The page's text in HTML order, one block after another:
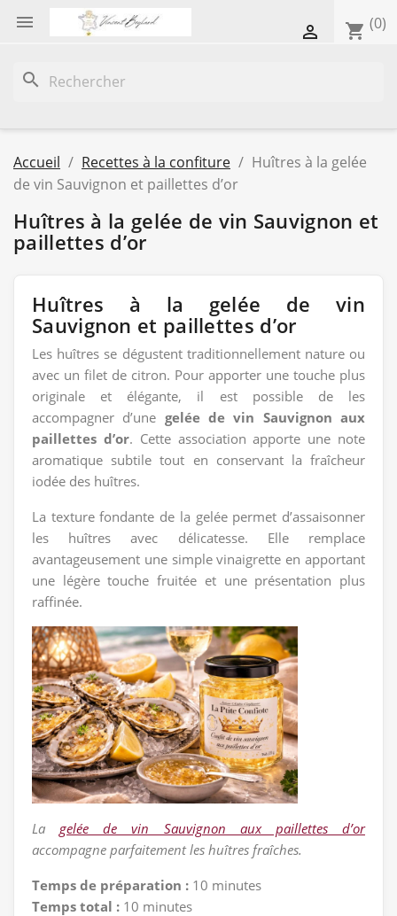
 shopping_cart (0)

search
Accueil Recettes à la confiture
Huîtres à la gelée
de vin Sauvignon et paillettes d’or
Huîtres à la gelée de vin Sauvignon et
paillettes d’or
Huîtres à la gelée de vin
Sauvignon et paillettes d’or
Les huîtres se dégustent traditionnellement nature ou
avec un filet de citron. Pour apporter une touche plus
originale et élégante, il est possible de les
accompagner d’une gelée de vin Sauvignon aux
paillettes d’or. Cette association apporte une note
aromatique subtile tout en conservant la fraîcheur
iodée des huîtres.
La texture fondante de la gelée permet d’assaisonner
les huîtres avec délicatesse. Elle remplace
avantageusement une simple vinaigrette en apportant
une légère touche fruitée et une présentation plus
raffinée.
Lagelée de vin Sauvignon aux paillettes d’or
accompagne parfaitement les huîtres fraîches.
Temps de préparation : 10 minutes
Temps total : 10 minutes